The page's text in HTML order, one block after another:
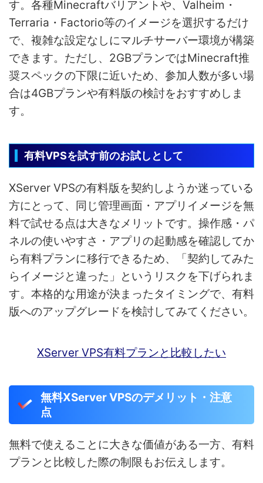
す。各種Minecraftバリアントや、Valheim・
Terraria・Factorio等のイメージを選択するだけ
で、複雑な設定なしにマルチサーバー環境が構築
できます。ただし、2GBプランではMinecraft推
奨スペックの下限に近いため、参加人数が多い場
合は4GBプランや有料版の検討をおすすめしま
す。
有料VPSを試す前のお試しとして
XServer VPSの有料版を契約しようか迷っている
方にとって、同じ管理画面・アプリイメージを無
料で試せる点は大きなメリットです。操作感・パ
ネルの使いやすさ・アプリの起動感を確認してか
ら有料プランに移行できるため、「契約してみた
らイメージと違った」というリスクを下げられま
す。本格的な用途が決まったタイミングで、有料
版へのアップグレードを検討してみてください。
XServer VPS有料プランと比較したい
無料XServer VPSのデメリット・注意
点
無料で使えることに大きな価値がある一方、有料
プランと比較した際の制限もお伝えします。